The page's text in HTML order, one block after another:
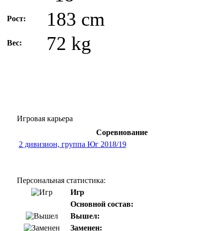
Рост: 183 cm
Вес: 72 kg
Игровая карьера
Соревнование
2 дивизион, группа Юг 2018/19
Персональная статистика:
Игр
Основной состав:
Вышел:
Заменен: